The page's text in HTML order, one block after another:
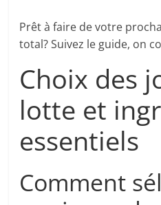
Prêt à faire de votre
total? Suivez le guide, on
Choix des
lotte et
essentiels
Comment